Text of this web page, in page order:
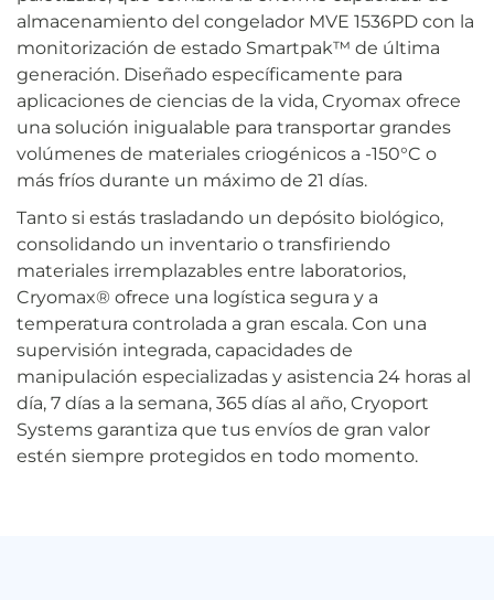
almacenamiento del congelador MVE 1536PD con la
monitorización de estado Smartpak™ de última
generación. Diseñado específicamente para
aplicaciones de ciencias de la vida, Cryomax ofrece
una solución inigualable para transportar grandes
volúmenes de materiales criogénicos a -150°C o
más fríos durante un máximo de 21 días.
Tanto si estás trasladando un depósito biológico,
consolidando un inventario o transfiriendo
materiales irremplazables entre laboratorios,
Cryomax® ofrece una logística segura y a
temperatura controlada a gran escala. Con una
supervisión integrada, capacidades de
manipulación especializadas y asistencia 24 horas al
día, 7 días a la semana, 365 días al año, Cryoport
Systems garantiza que tus envíos de gran valor
estén siempre protegidos en todo momento.